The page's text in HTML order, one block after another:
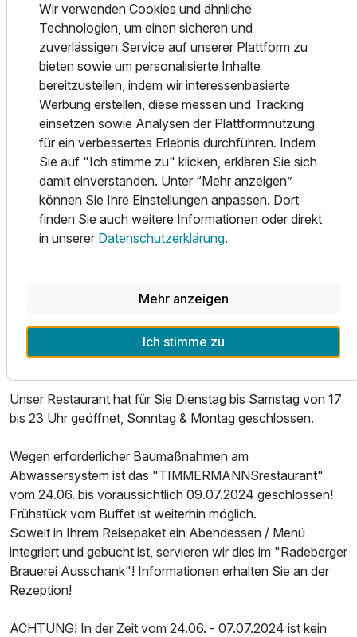
Für 3 Tage p.P. ab
Handwerk und Geschichte zu erzählen hat.
Erobern Sie das nahe gelegene Dresden, weltberühmt als
Elbflorenz durch Prachtbauten wie die Semperoper,
Frauenkirche oder den Zwinger.
Erklimmen Sie das atemberaubende Felsmassiv der
Sächsischen Schweiz mit seinen Sehenswürdigkeiten wie
die Festung Königstein und
Felsenbühne Rathen oder genießen Sie das sächsische
Elbtal bei einer Dampferfahrt entlang der Elbe.
Weitere interessante Punkte wie die Burg Stolpen mit dem
nicht weit entfernten Kunsthandwerkshaus "Ratags" für
erzgebirgische Volkskunst,
Sächsische Weinanbaugebiet mit Weinstädten
Wackerbarth oder auch das Märchenschloss Moritzburg,
warten auf Ihren Besuch.
Unser Restaurant hat für Sie Dienstag bis Samstag von 17
bis 23 Uhr geöffnet, Sonntag & Montag geschlossen.
Wegen erforderlicher Baumaßnahmen am
Abwassersystem ist das "TIMMERMANNSrestaurant"
vom 24.06. bis voraussichtlich 09.07.2024 geschlossen!
Frühstück vom Buffet ist weiterhin möglich.
Soweit in Ihrem Reisepaket ein Abendessen / Menü
integriert und gebucht ist, servieren wir dies im "Radeberger
Brauerei Ausschank"! Informationen erhalten Sie an der
Rezeption!
ACHTUNG! In der Zeit vom 24.06. - 07.07.2024 ist kein
Wir verwenden Cookies und ähnliche
Technologien, um einen sicheren und
zuverlässigen Service auf unserer Plattform zu
bieten sowie um personalisierte Inhalte
bereitzustellen, indem wir interessenbasierte
Werbung erstellen, diese messen und Tracking
einsetzen sowie Analysen der Plattformnutzung
für ein verbessertes Erlebnis durchführen. Indem
Sie auf "Ich stimme zu" klicken, erklären Sie sich
damit einverstanden. Unter “Mehr anzeigen”
können Sie Ihre Einstellungen anpassen. Dort
finden Sie auch weitere Informationen oder direkt
in unserer Datenschutzerklärung.
Mehr anzeigen
Ich stimme zu